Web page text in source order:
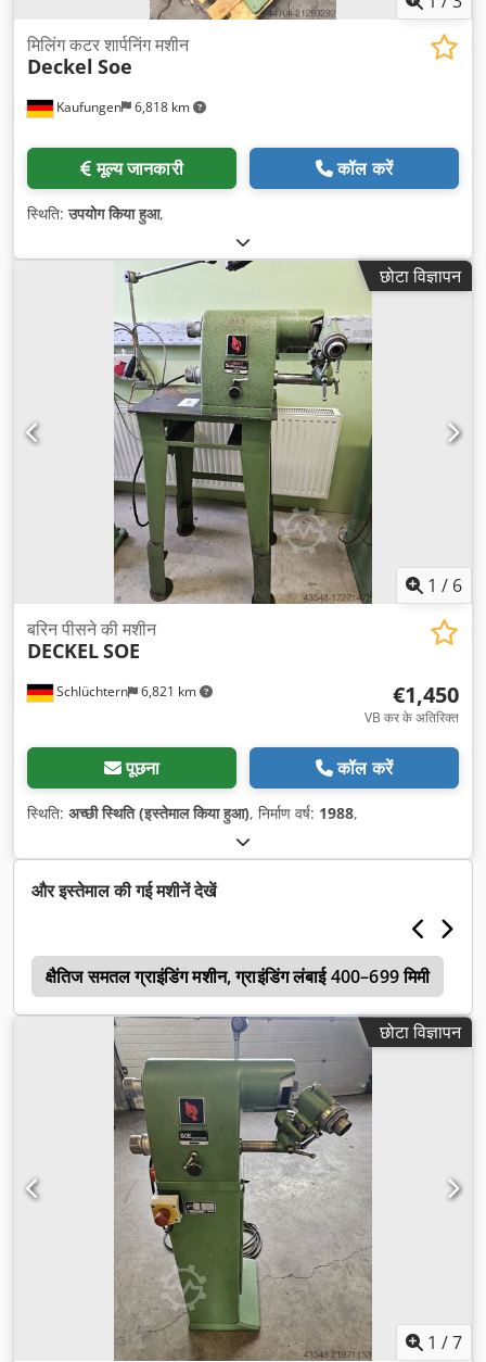
Kaufungen 6,818 km
मिलिंग कटर शार्पनिंग मशीन
Deckel Soe
मूल्य जानकारी कॉल करें
स्थिति:उपयोग किया हुआ,
छोटा विज्ञापन
1 / 6
Schlüchtern 6,821 km
बरिन पीसने की मशीन
DECKELSOE
€1,450
VB कर के अतिरिक्त
पूछना कॉल करें
स्थिति: अच्छी स्थिति (इस्तेमाल किया हुआ), निर्माण वर्ष: 1988,
और इस्तेमाल की गई मशीनें देखें
क्षैतिज समतल ग्राइंडिंग मशीन, ग्राइंडिंग लंबाई 400–699 मिमी
छोटा विज्ञापन
1 /7